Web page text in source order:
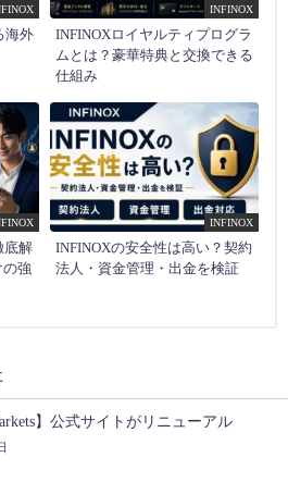
海外
INFINOX
INFINOXロイヤルティプログラ
ムとは？豪華特典と交換できる
仕組み
底解
強
INFINOX
INFINOXの安全性は高い？契約
法人・資金管理・出金を検証
】公式サイトがリニューアル